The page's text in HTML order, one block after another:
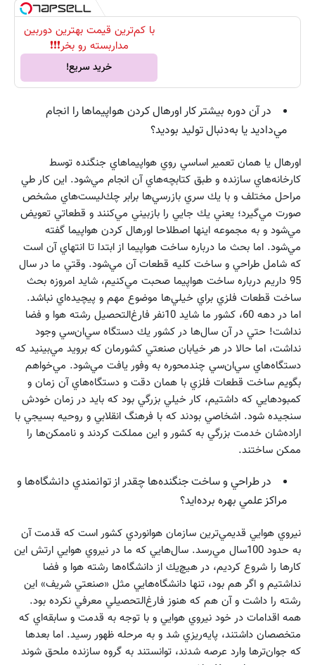
با کم‌ترین قیمت بهترین دوربین
مداربسته رو بخر❗❗❗
خرید سریع!
در آن دوره بيشتر كار اورهال كردن هواپيماها را انجام
مي‌داديد يا به‌دنبال توليد بوديد؟
اورهال يا همان تعمير اساسي روي هواپيماهاي جنگنده توسط
كارخانه‌هاي سازنده و طبق كتابچه‌هاي آن انجام مي‌شود. اين كار طي
مراحل مختلف و با يك سري بازرسي‌ها برابر چك‌ليست‌هاي مشخص
صورت مي‌گيرد؛ يعني يك جايي را بازبيني مي‌كنند و قطعاتي تعويض
مي‌شود و به مجموعه اينها اصطلاحا اورهال كردن هواپيما گفته
مي‌شود. اما بحث ما درباره ساخت هواپيما از ابتدا تا انتهاي آن است
كه شامل طراحي و ساخت كليه قطعات آن مي‌شود. وقتي ما در سال
95 داريم درباره ساخت هواپيما صحبت مي‌كنيم، شايد امروزه بحث
ساخت قطعات فلزي براي خيلي‌ها موضوع مهم و پيچيده‌اي نباشد.
اما در دهه 60، كشور ما شايد 10نفر فارغ‌التحصيل رشته هوا و فضا
نداشت! حتي در آن سال‌ها در كشور يك دستگاه سي‌ان‌سي وجود
نداشت، اما حالا در هر خيابان صنعتي كشورمان كه برويد مي‌بينيد كه
دستگاه‌هاي سي‌ان‌سي چندمحوره به وفور يافت مي‌شود. مي‌خواهم
بگويم ساخت قطعات فلزي با همان دقت و دستگاه‌هاي آن زمان و
كمبودهايي كه داشتيم، كار خيلي بزرگي بود كه بايد در زمان خودش
سنجيده شود. اشخاصي بودند كه با فرهنگ انقلابي و روحيه بسيجي با
اراده‌شان خدمت بزرگي به كشور و اين مملكت كردند و ناممكن‌ها را
ممكن ساختند.
در طراحي و ساخت جنگنده‌ها چقدر از توانمندي دانشگاه‌ها و
مراكز علمي بهره برده‌ايد؟
نيروي هوايي قديمي‌ترين سازمان هوانوردي كشور است كه قدمت آن
به حدود 100سال مي‌رسد. سال‌هايي كه ما در نيروي هوايي ارتش اين
كارها را شروع كرديم، در هيچ‌يك از دانشگاه‌ها رشته هوا و فضا
نداشتيم و اگر هم بود، تنها دانشگاه‌هايي مثل «صنعتي شريف» اين
رشته را داشت و آن هم كه هنوز فارغ‌التحصيلي معرفي نكرده بود.
همه اقدامات در خود نيروي هوايي و با توجه به قدمت و سابقه‌اي كه
متخصصان داشتند، پايه‌ريزي شد و به مرحله ظهور رسيد. اما بعدها
كه جوان‌ترها وارد عرصه شدند، توانستند به گروه سازنده ملحق شوند